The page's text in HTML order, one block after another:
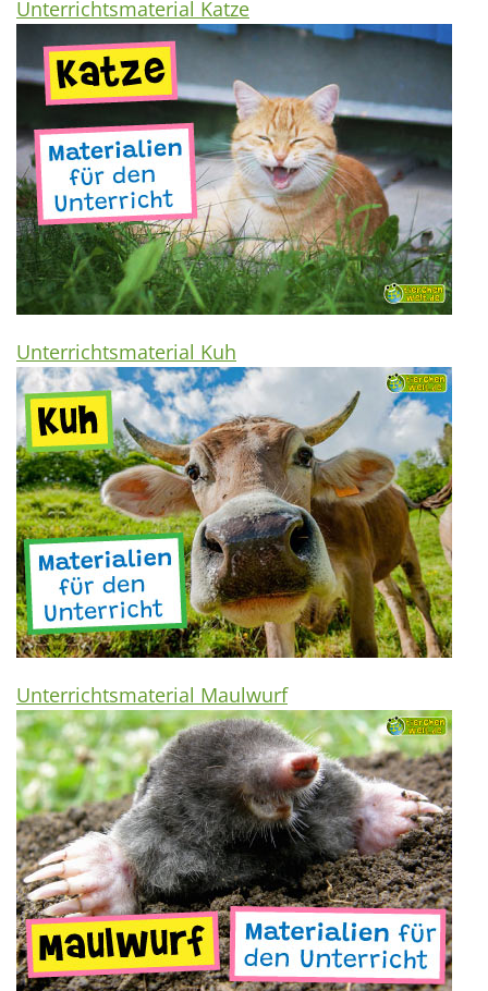
Unterrichtsmaterial Katze
Unterrichtsmaterial Kuh
Unterrichtsmaterial Maulwurf